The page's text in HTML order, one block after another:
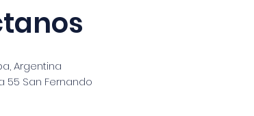
Argentina
55 San Fernando